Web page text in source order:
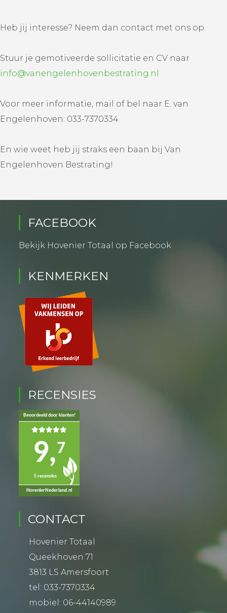
Heb jij interesse? Neem dan contact met ons op.
Stuur je gemotiveerde sollicitatie en CV naar
info@vanengelenhovenbestrating.nl
Voor meer informatie, mail of bel naar E. van
Engelenhoven: 033-7370334
En wie weet heb jij straks een baan bij Van
Engelenhoven Bestrating!
FACEBOOK
Bekijk Hovenier Totaal op Facebook
KENMERKEN
RECENSIES
Beoordeeld door klanten!
9,7
5 recensies
HovenierNederland.nl
CONTACT
Hovenier Totaal
Queekhoven 71
3813 LS Amersfoort
tel: 033-7370334
mobiel: 06-44140989